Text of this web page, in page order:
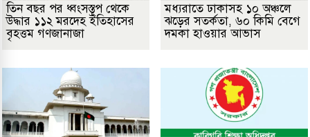
তিন বছর পর ধ্বংসস্তূপ থেকে
উদ্ধার ১১২ মরদেহ ইতিহাসের
বৃহত্তম গণজানাজা
মধ্যরাতে ঢাকাসহ ১০ অঞ্চলে
ঝড়ের সতর্কতা, ৬০ কিমি বেগে
দমকা হাওয়ার আভাস